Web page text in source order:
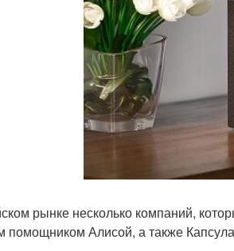
рынке несколько компаний,
помощником Алисой, а также